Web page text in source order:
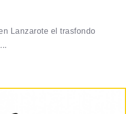
Lanzarote el trasfondo